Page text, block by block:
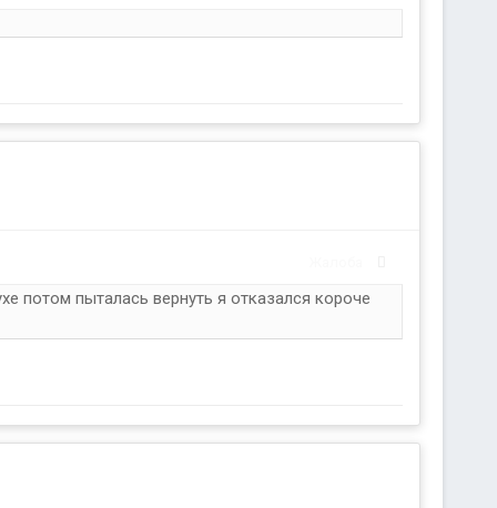
потом пыталась вернуть я отказался короче